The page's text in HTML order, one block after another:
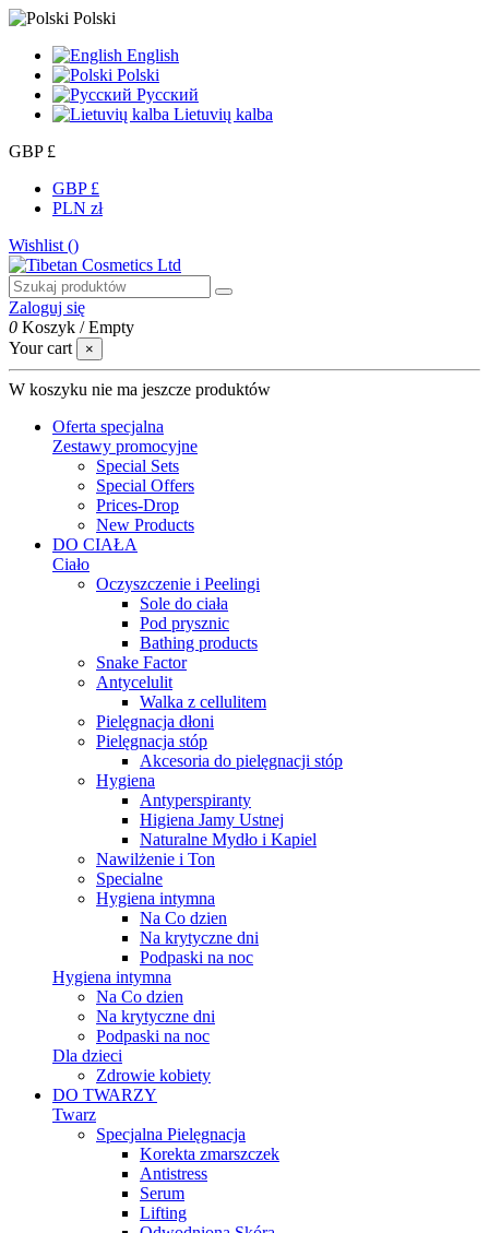
Polski
English
Polski
Русский
Lietuvių kalba
GBP £
GBP £
PLN zł
Wishlist ()
Zaloguj się
0 Koszyk /Empty
Your cart
×
W koszyku nie ma jeszcze produktów
Oferta specjalna
Zestawy promocyjne
Special Sets
Special Offers
Prices-Drop
New Products
DO CIAŁA
Ciało
Oczyszczenie i Peelingi
Sole do ciała
Pod prysznic
Bathing products
Snake Factor
Antycelulit
Walka z cellulitem
Pielęgnacja dłoni
Pielęgnacja stóp
Akcesoria do pielęgnacji stóp
Hygiena
Antyperspiranty
Higiena Jamy Ustnej
Naturalne Mydło i Kapiel
Nawilżenie i Ton
Specialne
Hygiena intymna
Na Co dzien
Na krytyczne dni
Podpaski na noc
Hygiena intymna
Na Co dzien
Na krytyczne dni
Podpaski na noc
Dla dzieci
Zdrowie kobiety
DO TWARZY
Twarz
Specjalna Pielęgnacja
Korekta zmarszczek
Antistress
Serum
Lifting